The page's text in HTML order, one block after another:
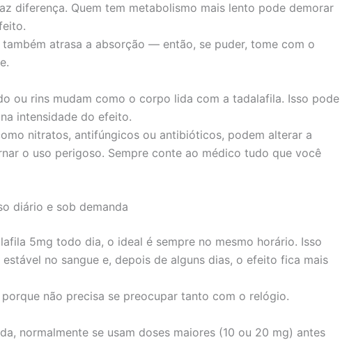
diferença. Quem tem metabolismo mais lento pode demorar
atrasa a absorção — então, se puder, tome com o
ou rins mudam como o corpo lida com a tadalafila. Isso pode
intensidade do efeito.
nitratos, antifúngicos ou antibióticos, podem alterar a
o uso perigoso. Sempre conte ao médico tudo que você
diário e sob demanda
5mg todo dia, o ideal é sempre no mesmo horário. Isso
no sangue e, depois de alguns dias, o efeito fica mais
não precisa se preocupar tanto com o relógio.
normalmente se usam doses maiores (10 ou 20 mg) antes